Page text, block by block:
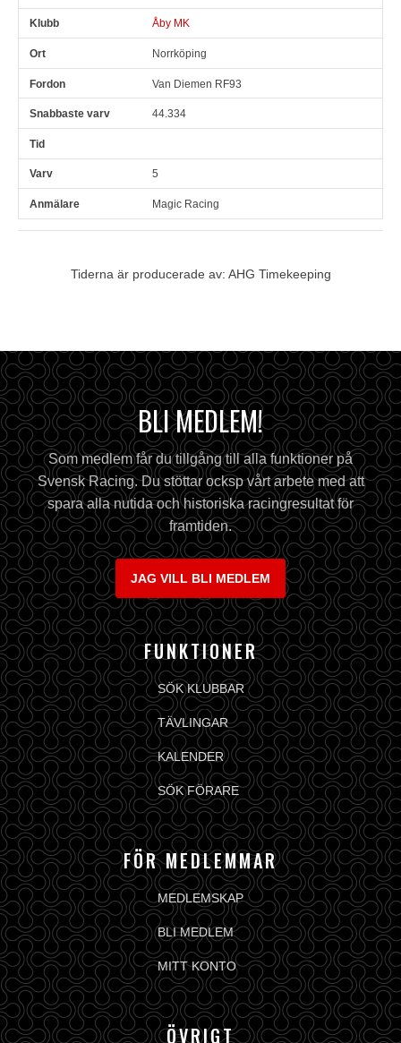
Åby MK
Norrköping
Van Diemen RF93
44.334
5
Magic Racing
Tiderna är producerade av: AHG Timekeeping
BLI MEDLEM!
Som medlem får du tillgång till alla funktioner på
Svensk Racing. Du stöttar ocksp vårt arbete med att
spara alla nutida och historiska racingresultat för
framtiden.
JAG VILL BLI MEDLEM
FUNKTIONER
SÖK KLUBBAR
TÄVLINGAR
KALENDER
SÖK FÖRARE
FÖR MEDLEMMAR
MEDLEMSKAP
BLI MEDLEM
MITT KONTO
ÖVRIGT